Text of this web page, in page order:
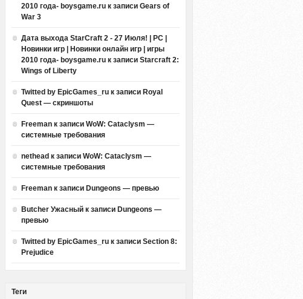
2010 года- boysgame.ru к записи Gears of
War 3
Дата выхода StarCraft 2 - 27 Июля! | PC |
Новинки игр | Новинки онлайн игр | игры
2010 года- boysgame.ru к записи Starcraft 2:
Wings of Liberty
Twitted by EpicGames_ru к записи Royal
Quest — скриншоты
Freeman к записи WoW: Cataclysm —
системные требования
nethead к записи WoW: Cataclysm —
системные требования
Freeman к записи Dungeons — превью
Butcher Ужасный к записи Dungeons —
превью
Twitted by EpicGames_ru к записи Section 8:
Prejudice
Теги